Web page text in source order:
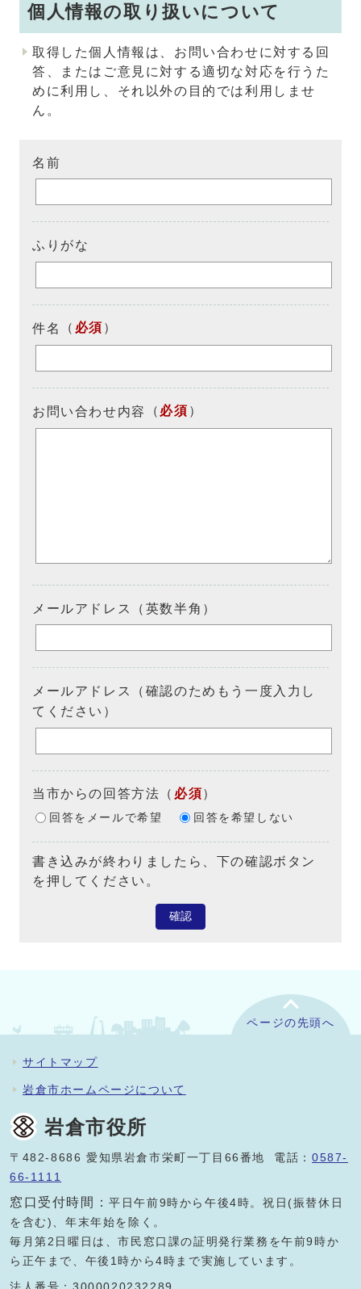
個人情報の取り扱いについて
取得した個人情報は、お問い合わせに対する回
答、またはご意見に対する適切な対応を行うた
めに利用し、それ以外の目的では利用しませ
ん。
名前
ふりがな
件名 （ 必須 ）
お問い合わせ内容 （ 必須 ）
メールアドレス（英数半角）
メールアドレス（確認のためもう一度入力し
てください）
当市からの回答方法 （ 必須）
回答をメールで希望 回答を希望しない
書き込みが終わりましたら、下の確認ボタン
を押してください。
確認
ページの先頭へ
サイトマップ
岩倉市ホームページについて
岩倉市役所
〒482-8686 愛知県岩倉市栄町一丁目66番地 電話：0587-
66-1111
窓口受付時間：平日午前9時から午後4時。祝日(振替休日
を含む)、年末年始を除く。
毎月第2日曜日は、市民窓口課の証明発行業務を午前9時か
ら正午まで、午後1時から4時まで実施しています。